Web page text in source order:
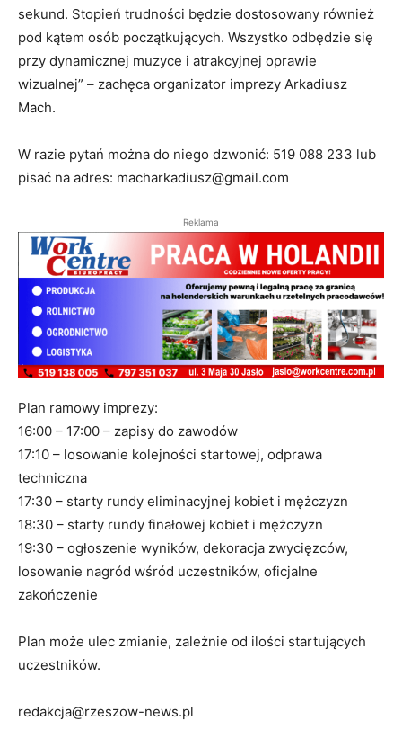
sekund. Stopień trudności będzie dostosowany również
pod kątem osób początkujących. Wszystko odbędzie się
przy dynamicznej muzyce i atrakcyjnej oprawie
wizualnej” – zachęca organizator imprezy Arkadiusz
Mach.
W razie pytań można do niego dzwonić: 519 088 233 lub
pisać na adres: macharkadiusz@gmail.com
Reklama
Plan ramowy imprezy:
16:00 – 17:00 – zapisy do zawodów
17:10 – losowanie kolejności startowej, odprawa
techniczna
17:30 – starty rundy eliminacyjnej kobiet i mężczyzn
18:30 – starty rundy finałowej kobiet i mężczyzn
19:30 – ogłoszenie wyników, dekoracja zwycięzców,
losowanie nagród wśród uczestników, oficjalne
zakończenie
Plan może ulec zmianie, zależnie od ilości startujących
uczestników.
redakcja@rzeszow-news.pl